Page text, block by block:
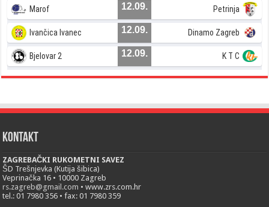
Marof 12.09. Petrinja
Ivančica Ivanec 12.09. Dinamo Zagreb
Bjelovar 2 12.09. K T C
Kontakt
ZAGREBAČKI RUKOMETNI SAVEZ
ŠD Trešnjevka (Kutija šibica)
Veprinačka 16 • 10000 Zagreb
rs.zagreb@gmail.com • www.zrs.com.hr
tel.: 01 7980 356 • fax: 01 7980 359